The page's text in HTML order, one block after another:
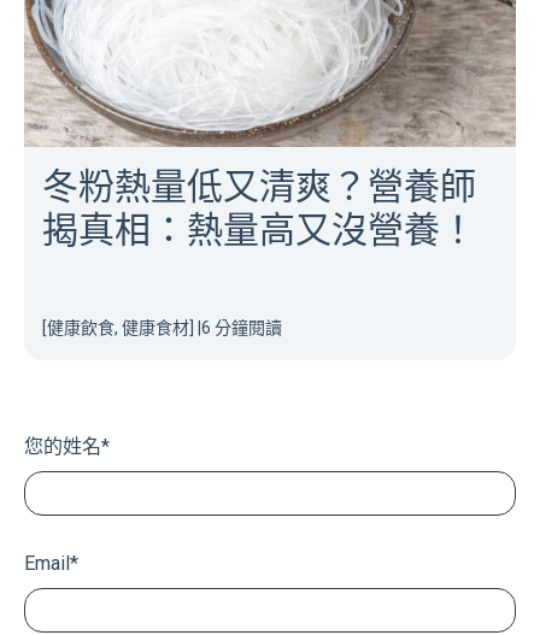
冬粉熱量低又清爽？營養師
揭真相：熱量高又沒營養！
[健康飲食, 健康食材] 6 分鐘閱讀
您的姓名*
Email*